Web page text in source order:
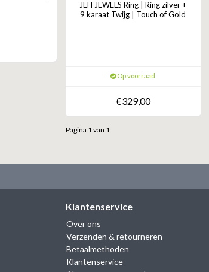
JEH JEWELS Ring | Ring zilver +
9 karaat Twijg | Touch of Gold
Op voorraad
€329,00
Pagina 1 van 1
Klantenservice
Over ons
Verzenden & retourneren
Betaalmethoden
Klantenservice